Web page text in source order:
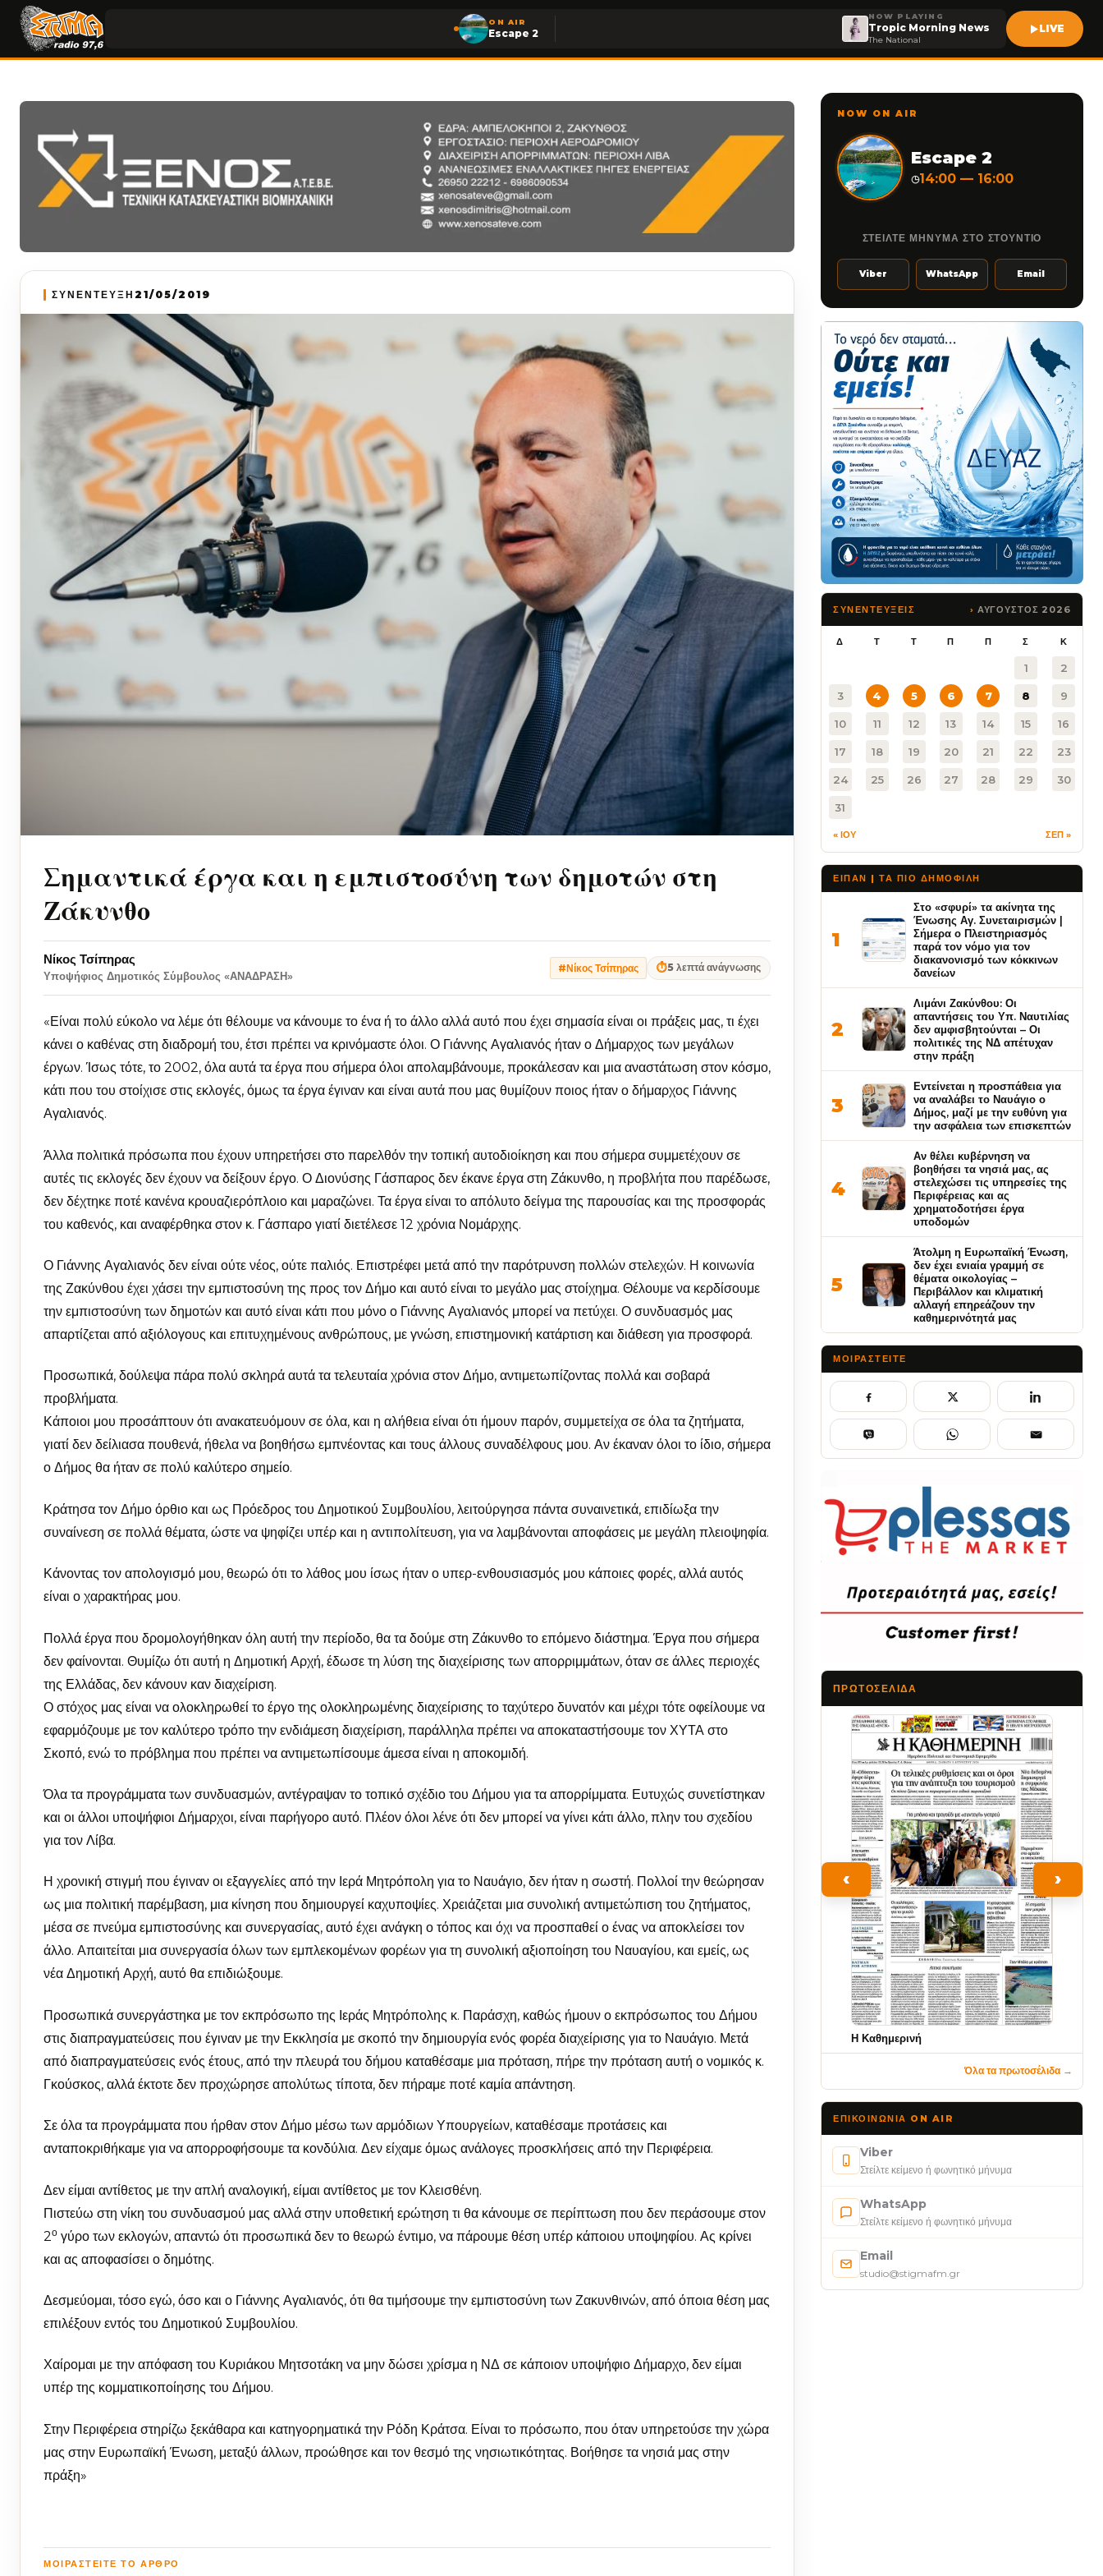
ON AIR
Escape 2
NOW PLAYING
Tropic Morning News
The National
LIVE
ΣΥΝΕΝΤΕΥΞΗ 21/05/2019
Σημαντικά έργα και η εμπιστοσύνη των δημοτών στη
Ζάκυνθο
Νίκος Τσίπηρας
Υποψήφιος Δημοτικός Σύμβουλος «ΑΝΑΔΡΑΣΗ»
#Νίκος Τσίπηρας ⏱5 λεπτά ανάγνωσης
«Είναι πολύ εύκολο να λέμε ότι θέλουμε να κάνουμε το ένα ή το άλλο αλλά αυτό που έχει σημασία είναι οι πράξεις μας, τι έχει
κάνει ο καθένας στη διαδρομή του, έτσι πρέπει να κρινόμαστε όλοι. Ο Γιάννης Αγαλιανός ήταν ο Δήμαρχος των μεγάλων
έργων. Ίσως τότε, το 2002, όλα αυτά τα έργα που σήμερα όλοι απολαμβάνουμε, προκάλεσαν και μια αναστάτωση στον κόσμο,
κάτι που του στοίχισε στις εκλογές, όμως τα έργα έγιναν και είναι αυτά που μας θυμίζουν ποιος ήταν ο δήμαρχος Γιάννης
Αγαλιανός.
Άλλα πολιτικά πρόσωπα που έχουν υπηρετήσει στο παρελθόν την τοπική αυτοδιοίκηση και που σήμερα συμμετέχουν σε
αυτές τις εκλογές δεν έχουν να δείξουν έργο. Ο Διονύσης Γάσπαρος δεν έκανε έργα στη Ζάκυνθο, η προβλήτα που παρέδωσε,
δεν δέχτηκε ποτέ κανένα κρουαζιερόπλοιο και μαραζώνει. Τα έργα είναι το απόλυτο δείγμα της παρουσίας και της προσφοράς
του καθενός, και αναφέρθηκα στον κ. Γάσπαρο γιατί διετέλεσε 12 χρόνια Νομάρχης.
Ο Γιάννης Αγαλιανός δεν είναι ούτε νέος, ούτε παλιός. Επιστρέφει μετά από την παρότρυνση πολλών στελεχών. Η κοινωνία
της Ζακύνθου έχει χάσει την εμπιστοσύνη της προς τον Δήμο και αυτό είναι το μεγάλο μας στοίχημα. Θέλουμε να κερδίσουμε
την εμπιστοσύνη των δημοτών και αυτό είναι κάτι που μόνο ο Γιάννης Αγαλιανός μπορεί να πετύχει. Ο συνδυασμός μας
απαρτίζεται από αξιόλογους και επιτυχημένους ανθρώπους, με γνώση, επιστημονική κατάρτιση και διάθεση για προσφορά.
Προσωπικά, δούλεψα πάρα πολύ σκληρά αυτά τα τελευταία χρόνια στον Δήμο, αντιμετωπίζοντας πολλά και σοβαρά
προβλήματα.
Κάποιοι μου προσάπτουν ότι ανακατευόμουν σε όλα, και η αλήθεια είναι ότι ήμουν παρόν, συμμετείχα σε όλα τα ζητήματα,
γιατί δεν δείλιασα πουθενά, ήθελα να βοηθήσω εμπνέοντας και τους άλλους συναδέλφους μου. Αν έκαναν όλοι το ίδιο, σήμερα
ο Δήμος θα ήταν σε πολύ καλύτερο σημείο.
Κράτησα τον Δήμο όρθιο και ως Πρόεδρος του Δημοτικού Συμβουλίου, λειτούργησα πάντα συναινετικά, επιδίωξα την
συναίνεση σε πολλά θέματα, ώστε να ψηφίζει υπέρ και η αντιπολίτευση, για να λαμβάνονται αποφάσεις με μεγάλη πλειοψηφία.
Κάνοντας τον απολογισμό μου, θεωρώ ότι το λάθος μου ίσως ήταν ο υπερ-ενθουσιασμός μου κάποιες φορές, αλλά αυτός
είναι ο χαρακτήρας μου.
Πολλά έργα που δρομολογήθηκαν όλη αυτή την περίοδο, θα τα δούμε στη Ζάκυνθο το επόμενο διάστημα. Έργα που σήμερα
δεν φαίνονται. Θυμίζω ότι αυτή η Δημοτική Αρχή, έδωσε τη λύση της διαχείρισης των απορριμμάτων, όταν σε άλλες περιοχές
της Ελλάδας, δεν κάνουν καν διαχείριση.
Ο στόχος μας είναι να ολοκληρωθεί το έργο της ολοκληρωμένης διαχείρισης το ταχύτερο δυνατόν και μέχρι τότε οφείλουμε να
εφαρμόζουμε με τον καλύτερο τρόπο την ενδιάμεση διαχείριση, παράλληλα πρέπει να αποκαταστήσουμε τον ΧΥΤΑ στο
Σκοπό, ενώ το πρόβλημα που πρέπει να αντιμετωπίσουμε άμεσα είναι η αποκομιδή.
Όλα τα προγράμματα των συνδυασμών, αντέγραψαν το τοπικό σχέδιο του Δήμου για τα απορρίμματα. Ευτυχώς συνετίστηκαν
και οι άλλοι υποψήφιοι Δήμαρχοι, είναι παρήγορο αυτό. Πλέον όλοι λένε ότι δεν μπορεί να γίνει κάτι άλλο, πλην του σχεδίου
για τον Λίβα.
Η χρονική στιγμή που έγιναν οι εξαγγελίες από την Ιερά Μητρόπολη για το Ναυάγιο, δεν ήταν η σωστή. Πολλοί την θεώρησαν
ως μια πολιτική παρέμβαση, μια κίνηση που δημιουργεί καχυποψίες. Χρειάζεται μια συνολική αντιμετώπιση του ζητήματος,
μέσα σε πνεύμα εμπιστοσύνης και συνεργασίας, αυτό έχει ανάγκη ο τόπος και όχι να προσπαθεί ο ένας να αποκλείσει τον
άλλο. Απαιτείται μια συνεργασία όλων των εμπλεκομένων φορέων για τη συνολική αξιοποίηση του Ναυαγίου, και εμείς, ως
νέα Δημοτική Αρχή, αυτό θα επιδιώξουμε.
Προσωπικά συνεργάστηκα με τον εκπρόσωπο της Ιεράς Μητρόπολης κ. Παράσχη, καθώς ήμουν ο εκπρόσωπος του Δήμου
στις διαπραγματεύσεις που έγιναν με την Εκκλησία με σκοπό την δημιουργία ενός φορέα διαχείρισης για το Ναυάγιο. Μετά
από διαπραγματεύσεις ενός έτους, από την πλευρά του δήμου καταθέσαμε μια πρόταση, πήρε την πρόταση αυτή ο νομικός κ.
Γκούσκος, αλλά έκτοτε δεν προχώρησε απολύτως τίποτα, δεν πήραμε ποτέ καμία απάντηση.
Σε όλα τα προγράμματα που ήρθαν στον Δήμο μέσω των αρμόδιων Υπουργείων, καταθέσαμε προτάσεις και
ανταποκριθήκαμε για να απορροφήσουμε τα κονδύλια. Δεν είχαμε όμως ανάλογες προσκλήσεις από την Περιφέρεια.
Δεν είμαι αντίθετος με την απλή αναλογική, είμαι αντίθετος με τον Κλεισθένη.
Πιστεύω στη νίκη του συνδυασμού μας αλλά στην υποθετική ερώτηση τι θα κάνουμε σε περίπτωση που δεν περάσουμε στον
2ο γύρο των εκλογών, απαντώ ότι προσωπικά δεν το θεωρώ έντιμο, να πάρουμε θέση υπέρ κάποιου υποψηφίου. Ας κρίνει
και ας αποφασίσει ο δημότης.
Δεσμεύομαι, τόσο εγώ, όσο και ο Γιάννης Αγαλιανός, ότι θα τιμήσουμε την εμπιστοσύνη των Ζακυνθινών, από όποια θέση μας
επιλέξουν εντός του Δημοτικού Συμβουλίου.
Χαίρομαι με την απόφαση του Κυριάκου Μητσοτάκη να μην δώσει χρίσμα η ΝΔ σε κάποιον υποψήφιο Δήμαρχο, δεν είμαι
υπέρ της κομματικοποίησης του Δήμου.
Στην Περιφέρεια στηρίζω ξεκάθαρα και κατηγορηματικά την Ρόδη Κράτσα. Είναι το πρόσωπο, που όταν υπηρετούσε την χώρα
μας στην Ευρωπαϊκή Ένωση, μεταξύ άλλων, προώθησε και τον θεσμό της νησιωτικότητας. Βοήθησε τα νησιά μας στην
πράξη»
ΜΟΙΡΑΣΤΕΊΤΕ ΤΟ ΆΡΘΡΟ
NOW ON AIR
Escape 2
◷14:00 — 16:00
ΣΤΕΙΛΤΕ ΜΗΝΥΜΑ ΣΤΟ ΣΤΟΥΝΤΙΟ
Viber WhatsApp Email
ΣΥΝΕΝΤΕΥΞΕΙΣ ΑΥΓΟΥΣΤΟΣ 2026
Δ Τ Τ Π Π Σ Κ
1 2
3 4 5 6 7 8 9
10 11 12 13 14 15 16
17 18 19 20 21 22 23
24 25 26 27 28 29 30
31
« ΙΟΥ ΣΕΠ »
ΕΙΠΑΝ | ΤΑ ΠΙΟ ΔΗΜΟΦΙΛΉ
1
Στο «σφυρί» τα ακίνητα της
Ένωσης Αγ. Συνεταιρισμών |
Σήμερα ο Πλειστηριασμός
παρά τον νόμο για τον
διακανονισμό των κόκκινων
δανείων
2
Λιμάνι Ζακύνθου: Οι
απαντήσεις του Υπ. Ναυτιλίας
δεν αμφισβητούνται – Οι
πολιτικές της ΝΔ απέτυχαν
στην πράξη
3
Εντείνεται η προσπάθεια για
να αναλάβει το Ναυάγιο ο
Δήμος, μαζί με την ευθύνη για
την ασφάλεια των επισκεπτών
4
Αν θέλει κυβέρνηση να
βοηθήσει τα νησιά μας, ας
στελεχώσει τις υπηρεσίες της
Περιφέρειας και ας
χρηματοδοτήσει έργα
υποδομών
5
Άτολμη η Ευρωπαϊκή Ένωση,
δεν έχει ενιαία γραμμή σε
θέματα οικολογίας –
Περιβάλλον και κλιματική
αλλαγή επηρεάζουν την
καθημερινότητά μας
ΜΟΙΡΑΣΤΕΊΤΕ
ΠΡΩΤΟΣΈΛΙΔΑ
‹
Η Καθημερινή
›
Όλα τα πρωτοσέλιδα →
ΕΠΙΚΟΙΝΩΝΊΑ ON AIR
Viber
Στείλτε κείμενο ή φωνητικό μήνυμα
WhatsApp
Στείλτε κείμενο ή φωνητικό μήνυμα
Email
studio@stigmafm.gr